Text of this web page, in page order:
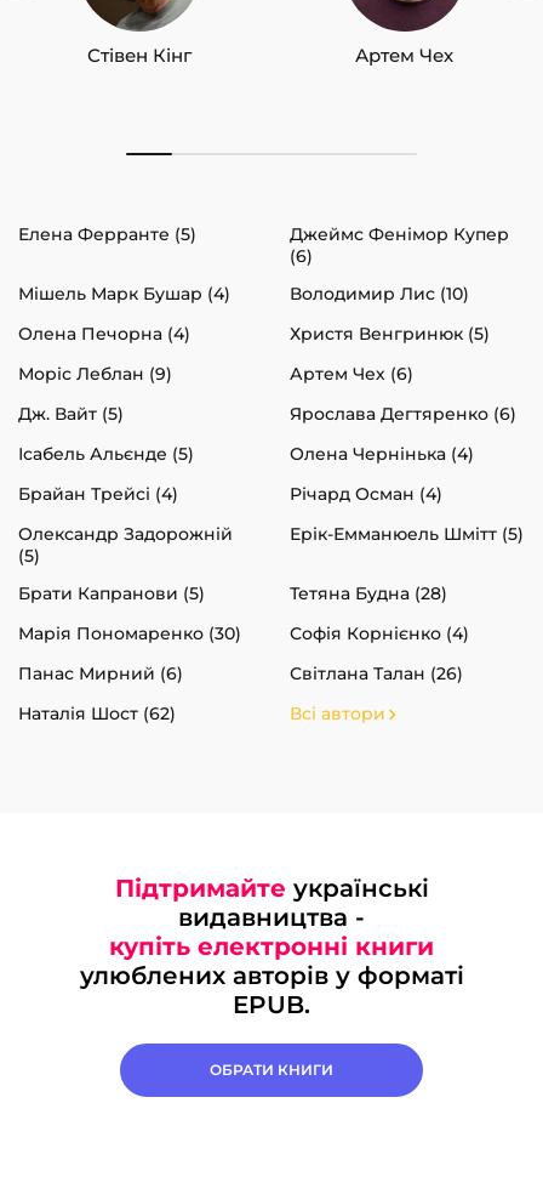
Стівен Кінг Артем Чех
Елена Ферранте (5)
Джеймс Фенімор Купер
(6)
Мішель Марк Бушар (4)
Володимир Лис (10)
Олена Печорна (4)
Христя Венгринюк (5)
Моріс Леблан (9)
Артем Чех (6)
Дж. Вайт (5)
Ярослава Дегтяренко (6)
Ісабель Альєнде (5)
Олена Чернінька (4)
Брайан Трейсі (4)
Річард Осман (4)
Олександр Задорожній
(5)
Ерік-Емманюель Шмітт (5)
Брати Капранови (5)
Тетяна Будна (28)
Марія Пономаренко (30)
Софія Корнієнко (4)
Панас Мирний (6)
Світлана Талан (26)
Наталія Шост (62)
Всі автори
Підтримайте українські
видавництва -
купіть електронні книги
улюблених авторів у форматі
EPUB.
ОБРАТИ КНИГИ